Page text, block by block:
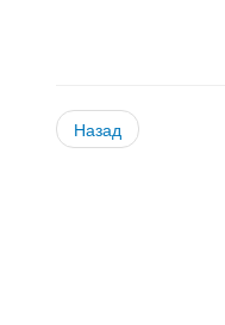
Назад